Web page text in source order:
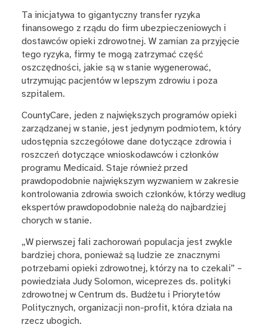
Ta inicjatywa to gigantyczny transfer ryzyka
finansowego z rządu do firm ubezpieczeniowych i
dostawców opieki zdrowotnej. W zamian za przyjęcie
tego ryzyka, firmy te mogą zatrzymać część
oszczędności, jakie są w stanie wygenerować,
utrzymując pacjentów w lepszym zdrowiu i poza
szpitalem.
CountyCare, jeden z największych programów opieki
zarządzanej w stanie, jest jedynym podmiotem, który
udostępnia szczegółowe dane dotyczące zdrowia i
roszczeń dotyczące wnioskodawców i członków
programu Medicaid. Staje również przed
prawdopodobnie największym wyzwaniem w zakresie
kontrolowania zdrowia swoich członków, którzy według
ekspertów prawdopodobnie należą do najbardziej
chorych w stanie.
„W pierwszej fali zachorowań populacja jest zwykle
bardziej chora, ponieważ są ludzie ze znacznymi
potrzebami opieki zdrowotnej, którzy na to czekali” –
powiedziała Judy Solomon, wiceprezes ds. polityki
zdrowotnej w Centrum ds. Budżetu i Priorytetów
Politycznych, organizacji non-profit, która działa na
rzecz ubogich.